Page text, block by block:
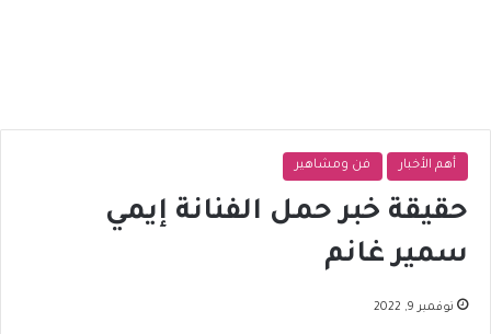
أهم الأخبار فن ومشاهير
حقيقة خبر حمل الفنانة إيمي
سمير غانم
نوفمبر 9, 2022